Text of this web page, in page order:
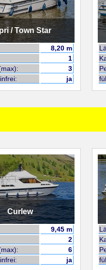
/ Town Star
8,20 m
1
3
ja
Curlew
9,45 m
2
6
ja